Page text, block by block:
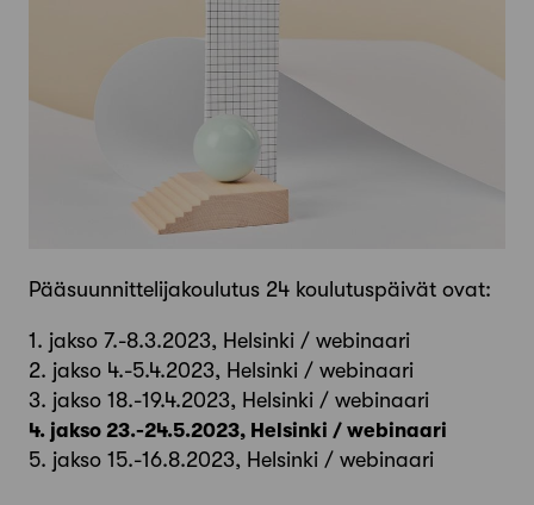
Pääsuunnittelijakoulutus 24 koulutuspäivät ovat:
1. jakso 7.-8.3.2023, Helsinki / webinaari
2. jakso 4.-5.4.2023, Helsinki / webinaari
3. jakso 18.-19.4.2023, Helsinki / webinaari
4. jakso 23.-24.5.2023, Helsinki / webinaari
5. jakso 15.-16.8.2023, Helsinki / webinaari